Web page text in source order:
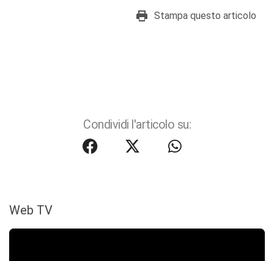
Stampa questo articolo
Condividi l'articolo su:
Web TV